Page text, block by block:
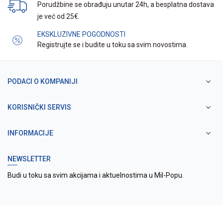
Porudžbine se obrađuju unutar 24h, a besplatna dostava
je već od 25€.
EKSKLUZIVNE POGODNOSTI
Registrujte se i budite u toku sa svim novostima.
PODACI O KOMPANIJI
KORISNIČKI SERVIS
INFORMACIJE
NEWSLETTER
Budi u toku sa svim akcijama i aktuelnostima u Mil-Popu.